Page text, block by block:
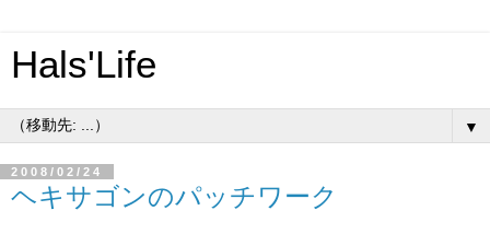
Hals'Life
▼
2008/02/24
ヘキサゴンのパッチワーク